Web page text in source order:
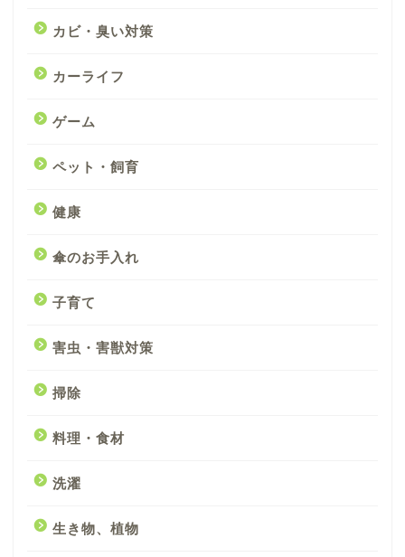
カビ・臭い対策
カーライフ
ゲーム
ペット・飼育
健康
傘のお手入れ
子育て
害虫・害獣対策
掃除
料理・食材
洗濯
生き物、植物